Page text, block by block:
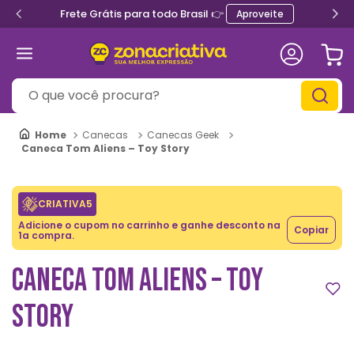
Frete Grátis para todo Brasil 👉 Aproveite
O que você procura?
Canecas
Canecas Geek
Caneca Tom Aliens – Toy Story
CRIATIVA5
Adicione o cupom no carrinho e ganhe desconto na
1a compra. Copiar
CANECA TOM ALIENS – TOY
STORY